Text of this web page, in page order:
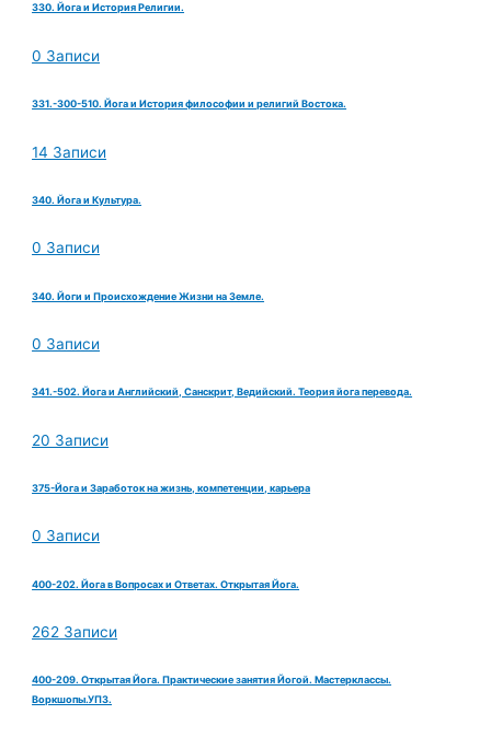
330. Йога и История Религии.
0 Записи
331.-300-510. Йога и История философии и религий Востока.
14 Записи
340. Йога и Культура.
0 Записи
340. Йоги и Происхождение Жизни на Земле.
0 Записи
341.-502. Йога и Английский, Санскрит, Ведийский. Теория йога перевода.
20 Записи
375-Йога и Заработок на жизнь, компетенции, карьера
0 Записи
400-202. Йога в Вопросах и Ответах. Открытая Йога.
262 Записи
400-209. Открытая Йога. Практические занятия Йогой. Мастерклассы.
Воркшопы.УПЗ.